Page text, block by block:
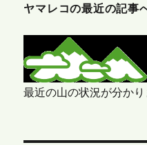
ヤマレコの最近の記事
最近の山の状況が分かり